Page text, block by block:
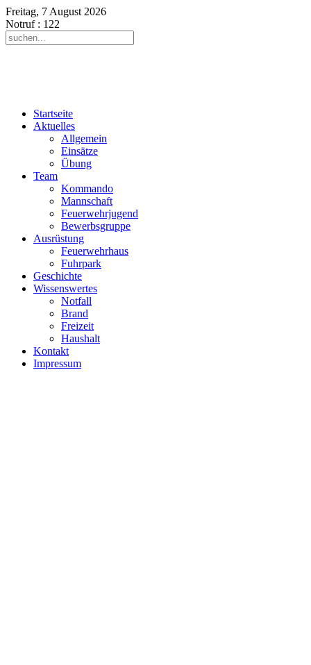
Freitag, 7 August 2026
Notruf: 122
Startseite
Aktuelles
Allgemein
Einsätze
Übung
Team
Kommando
Mannschaft
Feuerwehrjugend
Bewerbsgruppe
Ausrüstung
Feuerwehrhaus
Fuhrpark
Geschichte
Wissenswertes
Notfall
Brand
Freizeit
Haushalt
Kontakt
Impressum